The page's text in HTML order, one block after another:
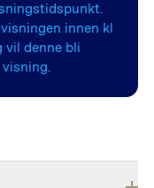
innen kl
vil denne bli